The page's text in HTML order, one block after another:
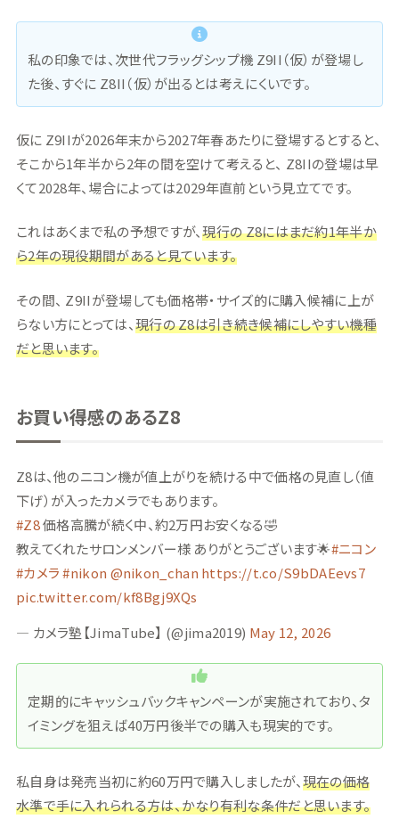
私の印象では、次世代フラッグシップ機 Z9II（仮）が登場し
た後、すぐに Z8II（仮）が出るとは考えにくいです。
仮に Z9IIが2026年末から2027年春あたりに登場するとすると、
そこから1年半から2年の間を空けて考えると、 Z8IIの登場は早
くて2028年、場合によっては2029年直前という見立てです。
これはあくまで私の予想ですが、現行の Z8にはまだ約1年半か
ら2年の現役期間があると見ています。
その間、 Z9IIが登場しても価格帯・サイズ的に購入候補に上が
らない方にとっては、現行の Z8は引き続き候補にしやすい機種
だと思います。
お買い得感のあるZ8
Z8は、他のニコン機が値上がりを続ける中で価格の見直し（値
下げ）が入ったカメラでもあります。
#Z8価格高騰が続く中、約2万円お安くなる🤣
教えてくれたサロンメンバー様 ありがとうございます🌟#ニコン
#カメラ #nikon @nikon_chan https://t.co/S9bDAEevs7
pic.twitter.com/kf8Bgj9XQs
— カメラ塾【JimaTube】 (@jima2019) May 12, 2026
定期的にキャッシュバックキャンペーンが実施されており、タ
イミングを狙えば40万円後半での購入も現実的です。
私自身は発売当初に約60万円で購入しましたが、現在の価格
水準で手に入れられる方は、かなり有利な条件だと思います。